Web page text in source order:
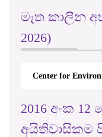
2026)
Justic...
2016 අංක
අයිතිවාසිකම
වගන්තිය